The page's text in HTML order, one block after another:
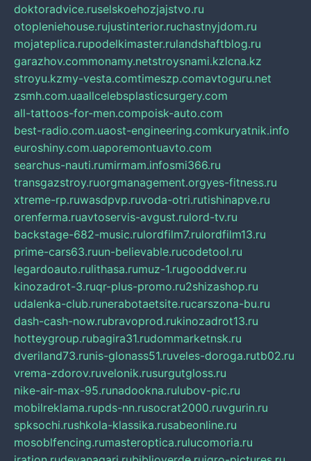
doktoradvice.ruselskoehozjajstvo.ru
otopleniehouse.rujustinterior.ruchastnyjdom.ru
mojateplica.rupodelkimaster.rulandshaftblog.ru
garazhov.commonamy.netstroysnami.kzlcna.kz
stroyu.kzmy-vesta.comtimeszp.comavtoguru.net
zsmh.com.uaallcelebsplasticsurgery.com
all-tattoos-for-men.compoisk-auto.com
best-radio.com.uaost-engineering.comkuryatnik.info
euroshiny.com.uaporemontuavto.com
searchus-nauti.rumirmam.infosmi366.ru
transgazstroy.ruorgmanagement.orgyes-fitness.ru
xtreme-rp.ruwasdpvp.ruvoda-otri.rutishinapve.ru
orenferma.ruavtoservis-avgust.rulord-tv.ru
backstage-682-music.rulordfilm7.rulordfilm13.ru
prime-cars63.ruun-believable.rucodetool.ru
legardoauto.rulithasa.rumuz-1.rugooddver.ru
kinozadrot-3.ruqr-plus-promo.ru2shizashop.ru
udalenka-club.runerabotaetsite.rucarszona-bu.ru
dash-cash-now.rubravoprod.rukinozadrot13.ru
hotteygroup.rubagira31.rudommarketnsk.ru
dveriland73.runis-glonass51.ruveles-doroga.rutb02.ru
vrema-zdorov.ruvelonik.rusurgutgloss.ru
nike-air-max-95.runadookna.rulubov-pic.ru
mobilreklama.rupds-nn.rusocrat2000.ruvgurin.ru
spksochi.rushkola-klassika.rusabeonline.ru
mosoblfencing.rumasteroptica.rulucomoria.ru